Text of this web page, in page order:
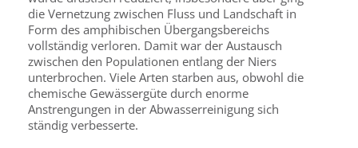
die Vernetzung zwischen Fluss und Landschaft in
Form des amphibischen Übergangsbereichs
vollständig verloren. Damit war der Austausch
zwischen den Populationen entlang der Niers
unterbrochen. Viele Arten starben aus, obwohl die
chemische Gewässergüte durch enorme
Anstrengungen in der Abwasserreinigung sich
ständig verbesserte.